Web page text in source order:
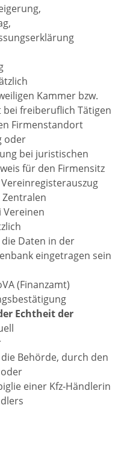
Kammer bzw.
bei freiberuflich Tätigen
Firmenstandort
oder
bei juristischen
für den Firmensitz
Vereinen
die Daten in der
eingetragen sein
(Finanzamt)
Echtheit der
Behörde, durch den
oder
einer Kfz-Händlerin